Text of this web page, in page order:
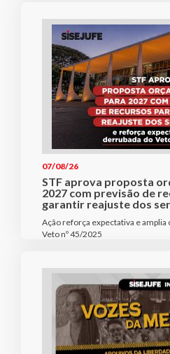
07/08/26
STF aprova proposta
2027 com previsão de
garantir reajuste dos
Ação reforça expectativa e amplia
Veto nº 45/2025